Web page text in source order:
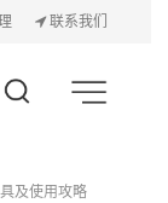
联系我们
及使用攻略